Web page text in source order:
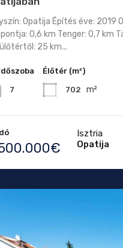
Opatija Építés éve: 2019
0,6 km Tenger: 0,7 km
25 km...
7
Élőtér (m²)
702 m²
Isztria
Opatija